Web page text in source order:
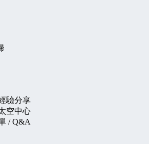
驗分享
空中心
/ Q&A